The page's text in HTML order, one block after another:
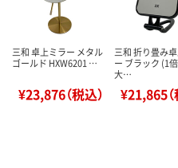
三和 卓上ミラー メタル
ゴールド HXW6201 …
¥23,876（税込）
三和 折り畳み
ー ブラック (1
大…
¥21,865（